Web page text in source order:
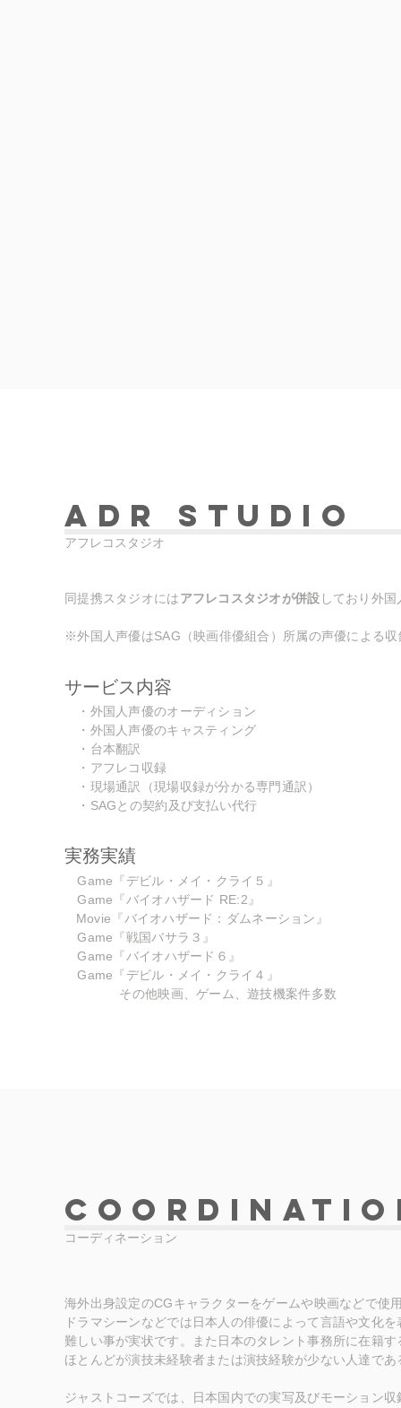
ADR Studio
アフレコスタジオ
同提携スタジオにはアフレコスタジオが併設 しており外
※外国人声優はSAG（映画俳優組合）所属の声優による
・外国人声優のオーディション
・外国人声優のキャスティング
・台本翻訳
​ ・アフレコ収録
・現場通訳（現場収録が分かる専門通訳）
・SAGとの契約及び支払い代行
Game『デビル・メイ・クライ５』
Game『バイオハザード RE:2』
Movie『バイオハザード：ダムネーション』​
Game『戦国バサラ３』
Game『バイオハザード６』
Game『デビル・メイ・クライ４』
その他映画、ゲーム、遊技機案件多数
サービス内容
実務実績
​コーディネーション
海外出身設定のCGキャラクターをゲームや映画などで使
ドラマシーンなどでは日本人の俳優によって言語や文化を
難しい事が実状です。また日本のタレント事務所に在籍す
ほとんどが演技未経験者または演技経験が少ない人達で
ジャストコーズでは、日本国内での実写及びモーション